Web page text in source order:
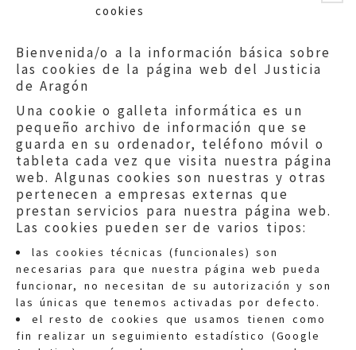
cookies
Bienvenida/o a la información básica sobre
las cookies de la página web del Justicia
de Aragón
Una cookie o galleta informática es un
pequeño archivo de información que se
guarda en su ordenador, teléfono móvil o
tableta cada vez que visita nuestra página
web. Algunas cookies son nuestras y otras
pertenecen a empresas externas que
prestan servicios para nuestra página web.
Las cookies pueden ser de varios tipos:
las cookies técnicas (funcionales) son
necesarias para que nuestra página web pueda
funcionar, no necesitan de su autorización y son
las únicas que tenemos activadas por defecto.
el resto de cookies que usamos tienen como
fin realizar un seguimiento estadístico (Google
Quejas:quejas@eljusticiadearagon.es
Información general: